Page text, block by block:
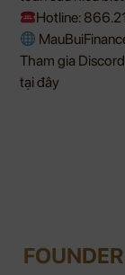
Hotline:
Tham gia
tại đây